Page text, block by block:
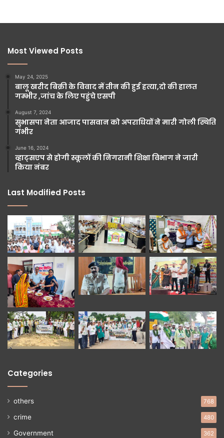
Most Viewed Posts
May 24, 2025
बालू खरीद बिक्री के विवाद में तीन की हुई हत्या,दो की हालत
गम्भीर ,जांच के लिए पहुंचे एसपी
August 7, 2024
सुभासपा नेता आजाद पासवान को अपराधियों ने मारी गोली स्थिति
गंभीर
June 16, 2024
व्हाट्सएप से होगी स्कूलों की निगरानी शिक्षा विभाग ने जारी
किया नंबर
Last Modified Posts
Categories
others 768
crime 480
Government 362